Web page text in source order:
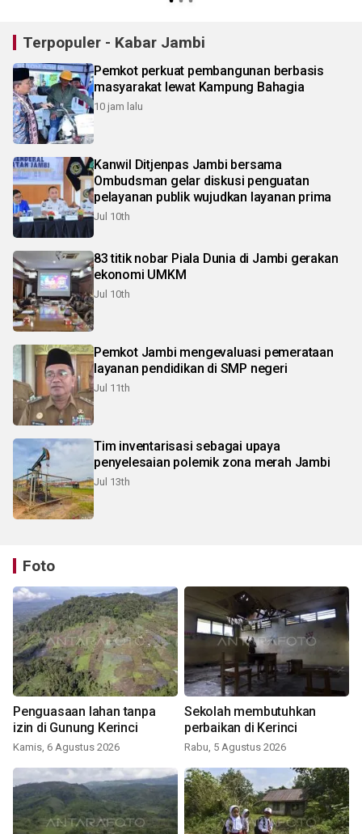
Terpopuler - Kabar Jambi
Pemkot perkuat pembangunan berbasis
masyarakat lewat Kampung Bahagia
10 jam lalu
Kanwil Ditjenpas Jambi bersama
Ombudsman gelar diskusi penguatan
pelayanan publik wujudkan layanan prima
Jul 10th
83 titik nobar Piala Dunia di Jambi gerakan
ekonomi UMKM
Jul 10th
Pemkot Jambi mengevaluasi pemerataan
layanan pendidikan di SMP negeri
Jul 11th
Tim inventarisasi sebagai upaya
penyelesaian polemik zona merah Jambi
Jul 13th
Foto
Penguasaan lahan tanpa
izin di Gunung Kerinci
Kamis, 6 Agustus 2026
Sekolah membutuhkan
perbaikan di Kerinci
Rabu, 5 Agustus 2026